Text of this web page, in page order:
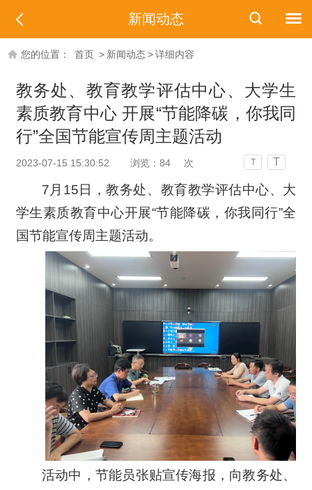
新闻动态
您的位置： 首页 > 新闻动态>详细内容
教务处、教育教学评估中心、大学生
素质教育中心 开展“节能降碳，你我同
行”全国节能宣传周主题活动
2023-07-15 15:30:52 浏览： 84 次 T T
7月15日，教务处、教育教学评估中心、大
学生素质教育中心开展“节能降碳，你我同行”全
国节能宣传周主题活动。
活动中，节能员张贴宣传海报，向教务处、